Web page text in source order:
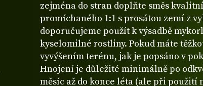
zejména do stran doplňte směs
promíchaného 1:1 s prosátou zemí z
doporučujeme použít k výsadbě
kyselomilné rostliny. Pokud máte
vyvýšením terénu, jak je popsáno v
Hnojení je důležité minimálně po
měsíc až do konce léta (ale při použití